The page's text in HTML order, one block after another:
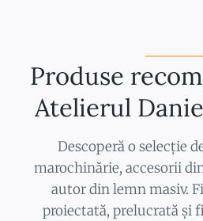
Produse
Atelierul
Descoperă o selecție
marochinărie, accesorii
autor din lemn masiv.
proiectată, prelucrată și